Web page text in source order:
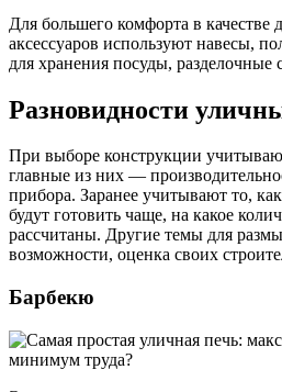
Для большего комфорта в качестве
аксессуаров используют навесы,
для хранения посуды, разделочные
Разновидности
При выборе конструкции
главные из них —
прибора. Заранее учитывают то,
будут готовить чаще, на какое
рассчитаны. Другие темы для
возможности, оценка своих
Барбекю